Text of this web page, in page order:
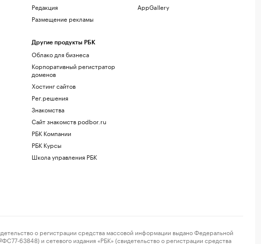
Редакция
Размещение рекламы
Другие продукты РБК
Облако для бизнеса
Корпоративный регистратор
доменов
Хостинг сайтов
Рег.решения
Знакомства
Сайт знакомств podbor.ru
РБК Компании
РБК Курсы
Школа управления РБК
AppGallery
о регистрации средства массовой информации выдано Федеральной
63848) и сетевого издания «РБК» (свидетельство о регистрации средства